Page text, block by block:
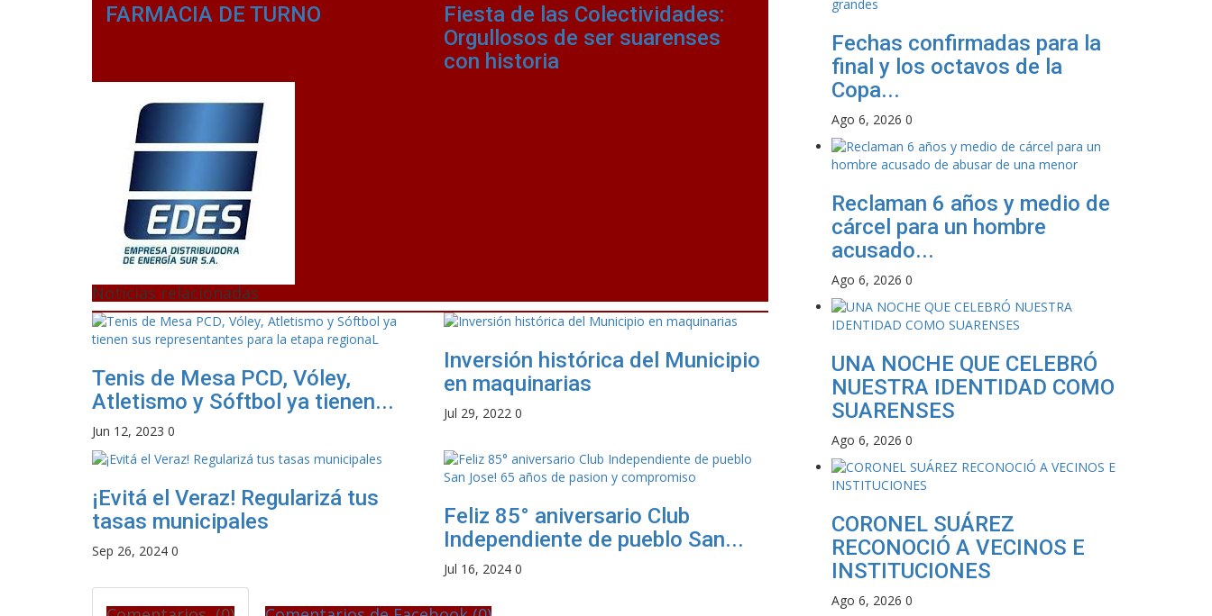
FARMACIA DE TURNO
Fiesta de las Colectividades:
Orgullosos de ser suarenses
con historia
Noticias relacionadas
Tenis de Mesa PCD, Vóley,
Atletismo y Sóftbol ya tienen...
Jun 12, 2023 0
Inversión histórica del Municipio
en maquinarias
Jul 29, 2022 0
¡Evitá el Veraz! Regularizá tus
tasas municipales
Sep 26, 2024 0
Feliz 85° aniversario Club
Independiente de pueblo San...
Jul 16, 2024 0
Fechas confirmadas para la
final y los octavos de la
Copa...
Ago 6, 2026 0
Reclaman 6 años y medio de
cárcel para un hombre
acusado...
Ago 6, 2026 0
UNA NOCHE QUE CELEBRÓ
NUESTRA IDENTIDAD COMO
SUARENSES
Ago 6, 2026 0
CORONEL SUÁREZ
RECONOCIÓ A VECINOS E
INSTITUCIONES
Ago 6, 2026 0